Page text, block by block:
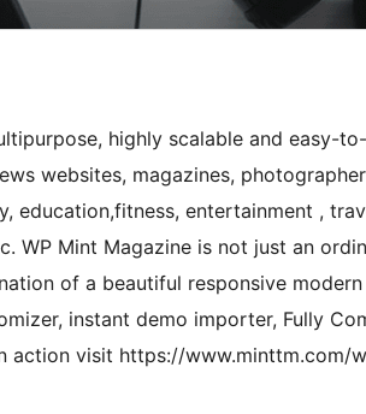
highly scalable and easy-
websites, magazines,
education,fitness, entertainment ,
WP Mint Magazine is not just an
of a beautiful responsive
instant demo importer, Fully
action visit https://www.minttm.com/